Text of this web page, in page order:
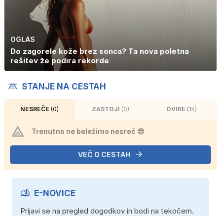
OGLAS
Do zagorele kože brez sonca? Ta nova poletna
rešitev že podira rekorde
STANJE NA CESTAH
NESREČE (0) ZASTOJI (0) OVIRE (15)
Trenutno ne beležimo nesreč 😎
VEČ O CESTAH
E-NOVICE
Prijavi se na pregled dogodkov in bodi na tekočem.